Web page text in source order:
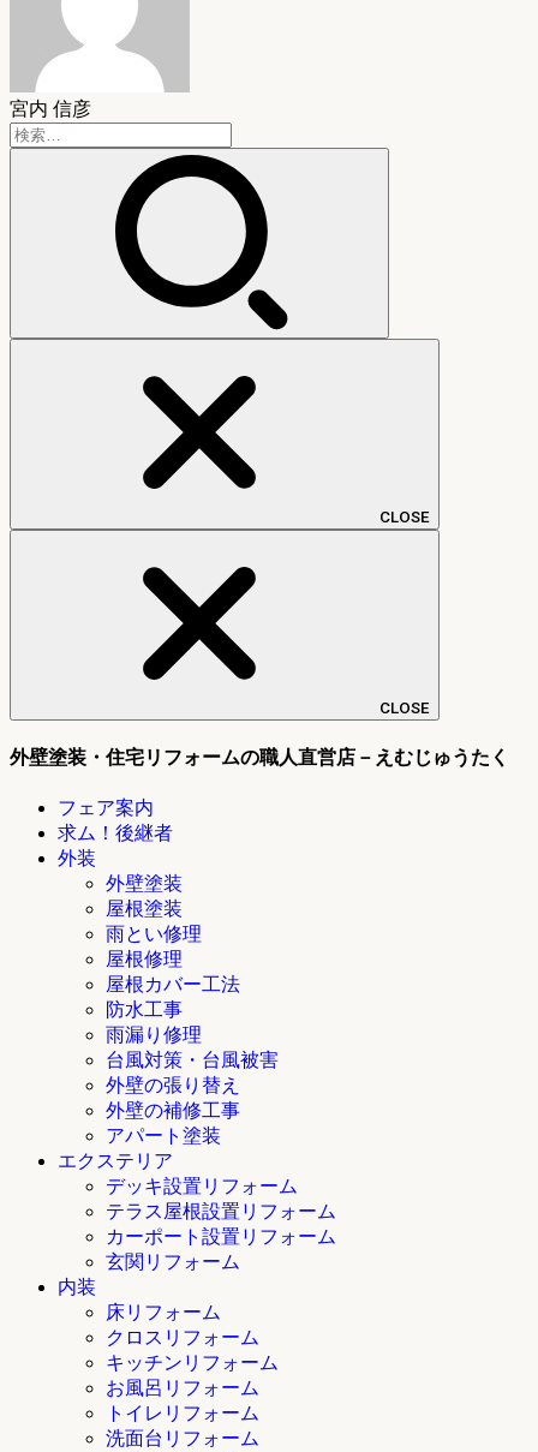
宮内 信彦
検
索:
CLOSE
CLOSE
外壁塗装・住宅リフォームの職人直営店－えむじゅうたく
フェア案内
求ム！後継者
外装
外壁塗装
屋根塗装
雨とい修理
屋根修理
屋根カバー工法
防水工事
雨漏り修理
台風対策・台風被害
外壁の張り替え
外壁の補修工事
アパート塗装
エクステリア
デッキ設置リフォーム
テラス屋根設置リフォーム
カーポート設置リフォーム
玄関リフォーム
内装
床リフォーム
クロスリフォーム
キッチンリフォーム
お風呂リフォーム
トイレリフォーム
洗面台リフォーム